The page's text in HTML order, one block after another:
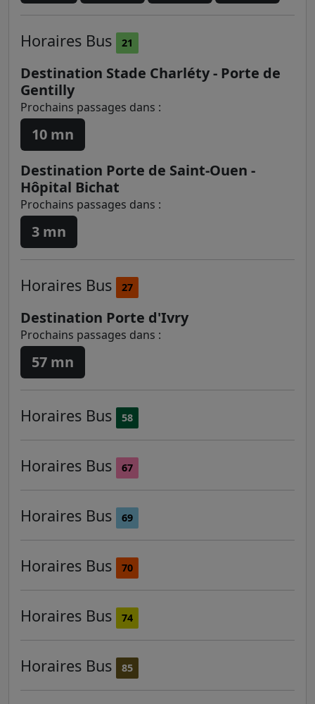
Horaires Bus 21
Destination Stade Charléty - Porte de
Gentilly
Prochains passages dans :
10 mn
Destination Porte de Saint-Ouen -
Hôpital Bichat
Prochains passages dans :
3 mn
Horaires Bus 27
Destination Porte d'Ivry
Prochains passages dans :
57 mn
Horaires Bus 58
Horaires Bus 67
Horaires Bus 69
Horaires Bus 70
Horaires Bus 74
Horaires Bus 85